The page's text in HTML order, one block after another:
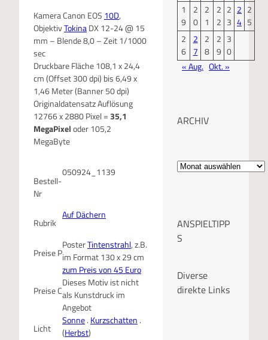
Kamera Canon EOS10D,
ObjektivTokinaDX 12-24 @ 15
mm – Blende 8,0 – Zeit 1/1000
sec
Druckbare Fläche 108,1 x 24,4
cm (Offset 300 dpi) bis 6,49 x
1,46 Meter (Banner 50 dpi)
Originaldatensatz Auflösung
12766 x 2880 Pixel =35,1
MegaPixeloder 105,2
MegaByte
Bestell-
Nr
050924_1139
Rubrik
Auf Dächern
Preise P
PosterTintenstrahl, z.B.
im Format 130 x 29 cm
zum Preis von 45 Euro
Preise C
Dieses Motiv ist nicht
als Kunstdruck im
Angebot
Licht
Sonne. Kurzschatten .
(Herbst)
1
9
2
0
2
1
2
2
2
3
2
4
2
5
2
6
2
7
2
8
2
9
3
0
« Aug. Okt. »
ARCHIV
A
h
v
ANSPIELTIPP
S
Diverse
direkte Links